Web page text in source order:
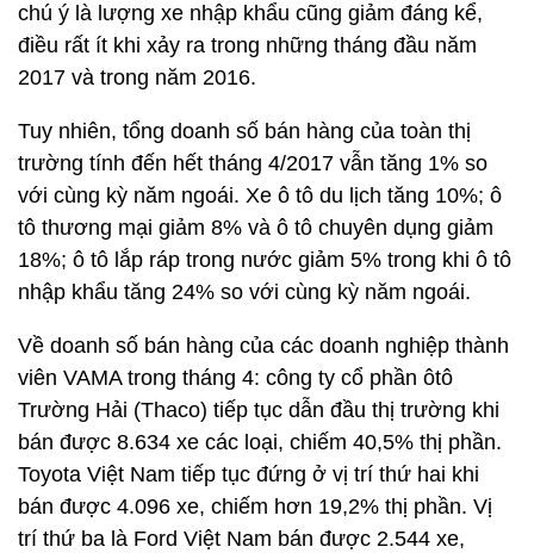
chú ý là lượng xe nhập khẩu cũng giảm đáng kể,
điều rất ít khi xảy ra trong những tháng đầu năm
2017 và trong năm 2016.
Tuy nhiên, tổng doanh số bán hàng của toàn thị
trường tính đến hết tháng 4/2017 vẫn tăng 1% so
với cùng kỳ năm ngoái. Xe ô tô du lịch tăng 10%; ô
tô thương mại giảm 8% và ô tô chuyên dụng giảm
18%; ô tô lắp ráp trong nước giảm 5% trong khi ô tô
nhập khẩu tăng 24% so với cùng kỳ năm ngoái.
Về doanh số bán hàng của các doanh nghiệp thành
viên VAMA trong tháng 4: công ty cổ phần ôtô
Trường Hải (Thaco) tiếp tục dẫn đầu thị trường khi
bán được 8.634 xe các loại, chiếm 40,5% thị phần.
Toyota Việt Nam tiếp tục đứng ở vị trí thứ hai khi
bán được 4.096 xe, chiếm hơn 19,2% thị phần. Vị
trí thứ ba là Ford Việt Nam bán được 2.544 xe,